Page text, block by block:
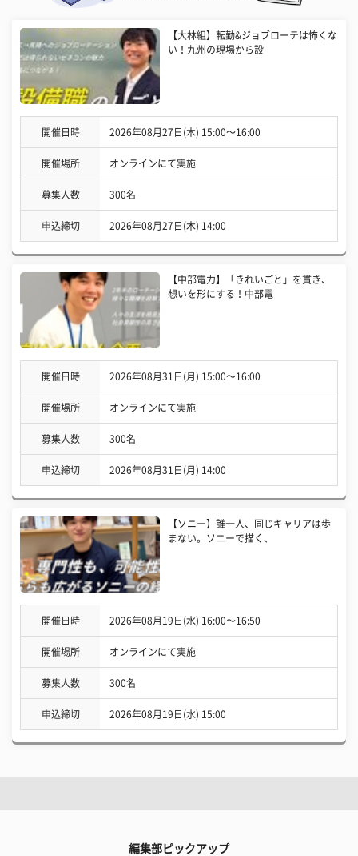
【大林組】転勤&ジョブローテは怖くな
い！九州の現場から設
開催日時 2026年08月27日(木) 15:00〜16:00
開催場所 オンラインにて実施
募集人数 300名
申込締切 2026年08月27日(木) 14:00
【中部電力】「きれいごと」を貫き、
想いを形にする！中部電
開催日時 2026年08月31日(月) 15:00〜16:00
開催場所 オンラインにて実施
募集人数 300名
申込締切 2026年08月31日(月) 14:00
【ソニー】誰一人、同じキャリアは歩
まない。ソニーで描く、
開催日時 2026年08月19日(水) 16:00〜16:50
開催場所 オンラインにて実施
募集人数 300名
申込締切 2026年08月19日(水) 15:00
編集部ピックアップ